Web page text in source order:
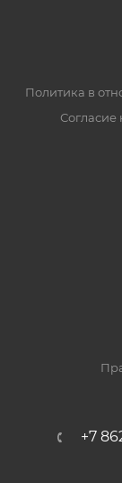
Политика в
Согласие
+7